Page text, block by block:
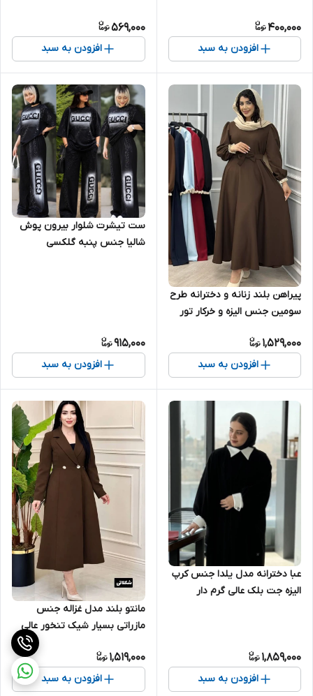
400,000
افزودن به سبد
569,000
افزودن به سبد
پیراهن بلند زنانه و دخترانه طرح
سومین جنس الیزه و خرکار تور
1,529,000
افزودن به سبد
ست تیشرت شلوار بیرون پوش
شالیا جنس پنبه گلکسی
915,000
افزودن به سبد
عبا دخترانه مدل یلدا جنس کرپ
الیزه جت بلک عالی گرم دار
1,859,000
افزودن به سبد
مانتو بلند مدل غزاله جنس
مازراتی بسیار شیک تنخور عالی
فری سایز ۳۸ تا ۴۶ ارسال ۲۴
خرداد
1,519,000
افزودن به سبد